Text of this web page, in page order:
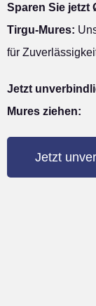
Sparen Sie jetzt
Tirgu-Mures:
für
Jetzt
Mures ziehen:
Jetzt